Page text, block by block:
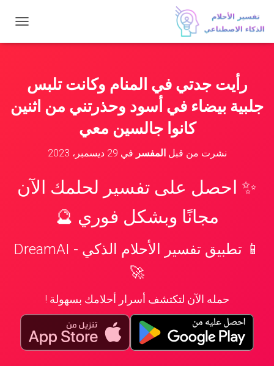
ب
ت
رأيت جدتي في المنام وكانت تلبس
جلبية بيضاء في أسود وحذرتني من اثنين
كانوا جالسين معي
نشرت من قبلالمفسر في 29 ديسمبر، 2023
✨ احصل على تفسير لحلمك الآن
مجانًا وبشكل فوري 🔮
📱 تطبيق تفسير الأحلام الذكي - DreamAI
🚀
حمله الآن لتكتشف أسرار أحلامك بسهولة !